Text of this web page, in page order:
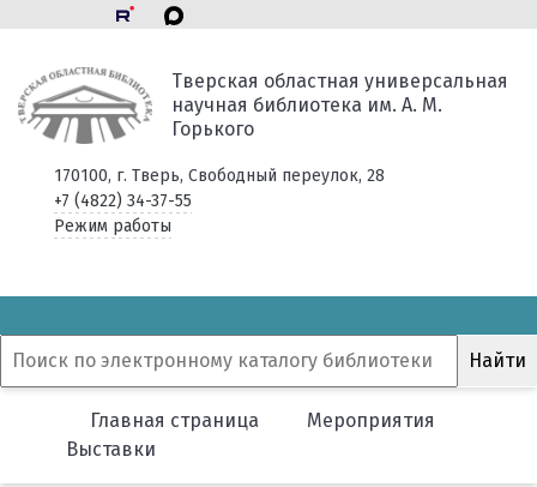
Тверская областная универсальная
научная библиотека им. А. М.
Горького
170100, г. Тверь, Свободный переулок, 28
+7 (4822) 34-37-55
Режим работы
Главная страница
Мероприятия
Выставки